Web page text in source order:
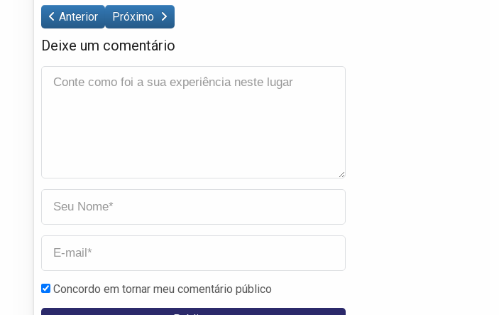
Anterior Próximo
Deixe um comentário
Concordo em tornar meu comentário público